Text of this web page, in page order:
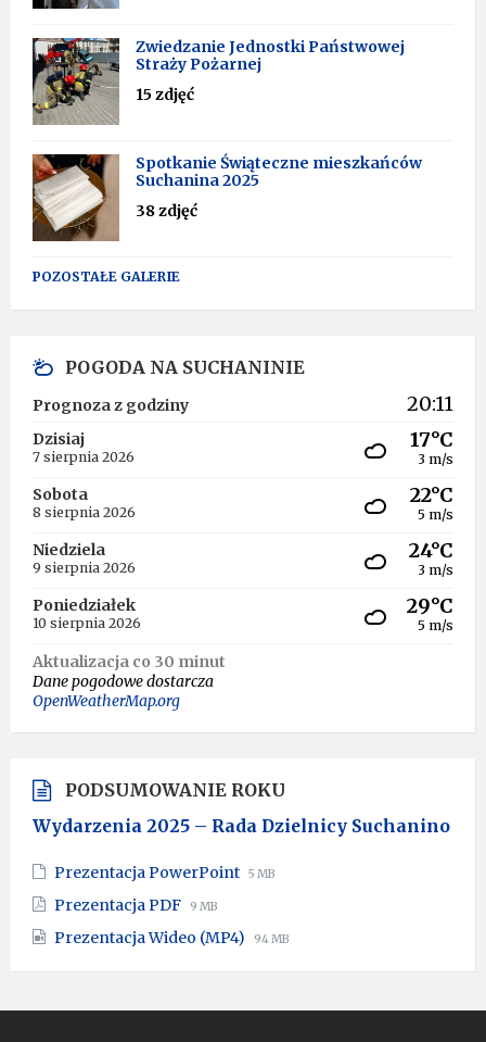
Zwiedzanie Jednostki Państwowej
Straży Pożarnej
15 zdjęć
Spotkanie Świąteczne mieszkańców
Suchanina 2025
38 zdjęć
POZOSTAŁE GALERIE
POGODA NA SUCHANINIE
Prognoza z godziny 20:11
Dzisiaj
7 sierpnia 2026
17°C
3 m/s
Sobota
8 sierpnia 2026
22°C
5 m/s
Niedziela
9 sierpnia 2026
24°C
3 m/s
Poniedziałek
10 sierpnia 2026
29°C
5 m/s
Aktualizacja co 30 minut
Dane pogodowe dostarcza
OpenWeatherMap.org
PODSUMOWANIE ROKU
Wydarzenia 2025 – Rada Dzielnicy Suchanino
Prezentacja PowerPoint File
File
5 MB
Prezentacja PDF File
pdf
File
9 MB
Prezentacja Wideo (MP4) File
mp4
File
94 MB